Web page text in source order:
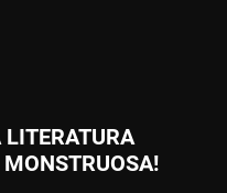
LITERATURA